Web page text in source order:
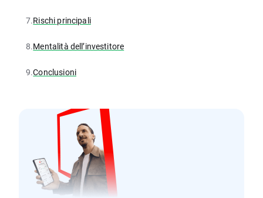
7.Rischi principali
8.Mentalità dell’investitore
9.Conclusioni